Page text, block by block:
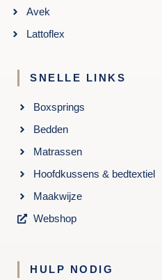
Avek
Lattoflex
SNELLE LINKS
Boxsprings
Bedden
Matrassen
Hoofdkussens & bedtextiel
Maakwijze
Webshop
HULP NODIG